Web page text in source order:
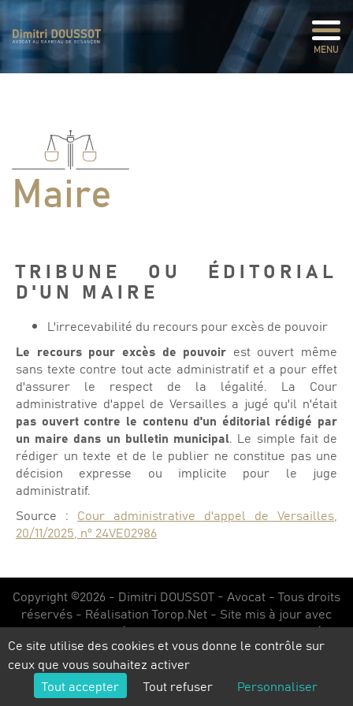
MENU
Maire
TRIBUNE OU ÉDITORIAL
D'UN MAIRE
L'irrecevabilité du recours pour excès de pouvoir
Le recours pour excès de pouvoir est ouvert même
sans texte contre tout acte administratif et a pour effet
d'assurer le respect de la légalité. La Cour
administrative d'appel de Versailles a jugé qu'il n'était
pas ouvert contre le contenu d'un éditorial rédigé par
un maire dans un bulletin municipal. Le simple fait de
rédiger un texte et de le publier ne constitue pas une
décision expresse ou implicite pour le juge
administratif.
Source : Cour administrative d'appel de Versailles,
20/11/2025, n° 24VE02986
Copyright ©2026 - Dimitri DOUSSOT - Avocat - Tous droits
réservés - Réalisation Torop.Net - Site mis à jour avec
WSB-Mentions légales-Politique de confidentialité-
Plan du site
Panneau de gestion des cookies
Ce site utilise des cookies et vous donne le contrôle sur
ceux que vous souhaitez activer
Tout accepter
Tout refuser Personnaliser